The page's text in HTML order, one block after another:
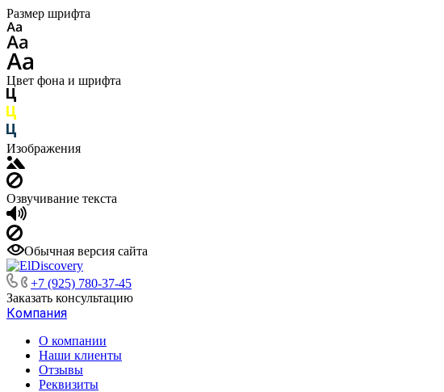
Размер шрифта
Цвет фона и шрифта
Изображения
Озвучивание текста
Обычная версия сайта
+7 (925) 780-37-45
Заказать консультацию
Компания
О компании
Наши клиенты
Отзывы
Реквизиты